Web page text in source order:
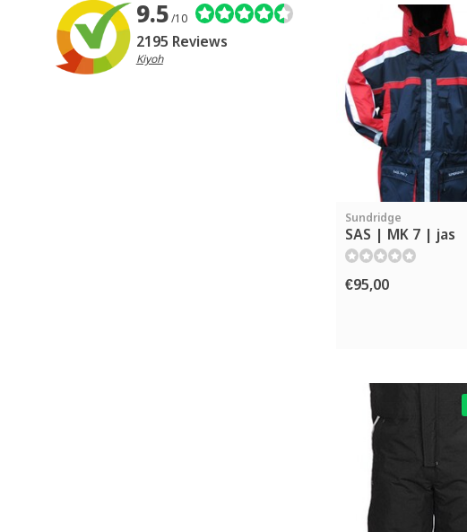
9.5/10
2195 Reviews
Kiyoh
Sundridge
SAS | MK 7 | jas
€95,00